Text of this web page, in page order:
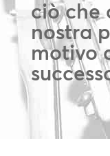
ciò che
nostra
motivo